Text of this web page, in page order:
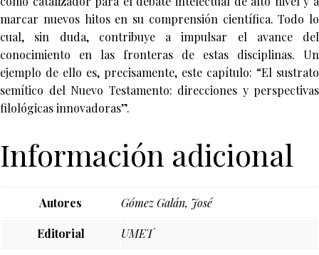
marcar nuevos hitos en su comprensión científica. Todo lo
cual, sin duda, contribuye a impulsar el avance del
conocimiento en las fronteras de estas disciplinas. Un
ejemplo de ello es, precisamente, este capítulo: “El sustrato
semítico del Nuevo Testamento: direcciones y perspectivas
filológicas innovadoras”.
Información adicional
Autores Gómez Galán, José
Editorial UMET